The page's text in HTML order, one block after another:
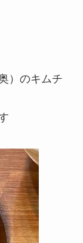
）のキムチ